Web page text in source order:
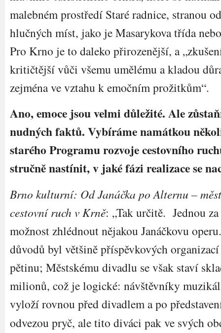
malebném prostředí Staré radnice, stranou
hlučných míst, jako je Masarykova třída
Pro Krno je to daleko přirozenější, a
kritičtější vůči všemu umělému a kladou
zejména ve vztahu k emočním prožitkům“.
Ano, emoce jsou velmi důležité. Ale
nudných faktů. Vybíráme namátkou
starého Programu rozvoje cestovního
stručně nastínit, v jaké fázi realizace se
Brno kulturní: Od Janáčka po Alternu –
cestovní ruch v Krně: „Tak určitě. Jednou
možnost zhlédnout nějakou Janáčkovu
důvodů byl většině příspěvkových
pětinu; Městskému divadlu se však staví
milionů, což je logické: návštěvníky
vyloží rovnou před divadlem a po
odvezou pryč, ale tito diváci pak ve svých